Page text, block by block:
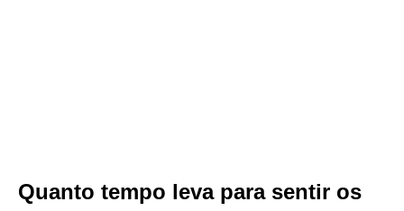
Quanto tempo leva para sentir os